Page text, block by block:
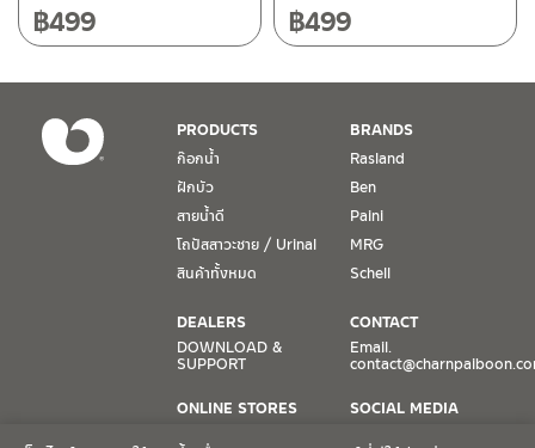
Rasland-Accessories
สถานะสินค้า
สถานะสินค้าขายปกติ (2)
฿499 ฿499
PRODUCTS
ก๊อกน้ำ
ฝักบัว
สายน้ำดี
โถปัสสาวะชาย / Urinal
สินค้าทั้งหมด
BRANDS
Rasland
Ben
Paini
MRG
Schell
DEALERS
DOWNLOAD &
SUPPORT
ONLINE STORES
CONTACT
Email.
SOCIAL MEDIA